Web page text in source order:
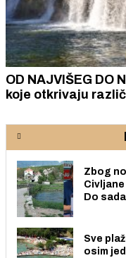
OD NAJVIŠEG DO
koje otkrivaju
Zbog
Do
Sve
osim